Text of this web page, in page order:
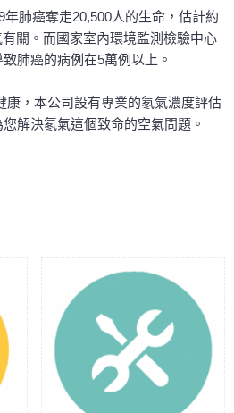
肺癌奪走20,500人的生命，估計約
關。而國家室內環境監測檢驗中心
肺癌的病例在5萬例以上。
康，本公司設有專業的氡氣濃度評估
解決氡氣這個致命的空氣問題。